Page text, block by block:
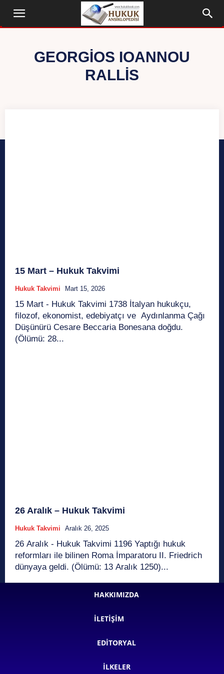
GEORGIOS IOANNOU
RALLIS
15 Mart – Hukuk Takvimi
Hukuk Takvimi Mart 15, 2026
15 Mart - Hukuk Takvimi 1738 İtalyan hukukçu,
filozof, ekonomist, edebiyatçı ve Aydınlanma Çağı
Düşünürü Cesare Beccaria Bonesana doğdu.
(Ölümü: 28...
26 Aralık – Hukuk Takvimi
Hukuk Takvimi Aralık 26, 2025
26 Aralık - Hukuk Takvimi 1196 Yaptığı hukuk
reformları ile bilinen Roma İmparatoru II. Friedrich
dünyaya geldi. (Ölümü: 13 Aralık 1250)...
HAKKIMIZDA
İLETIŞIM
EDITORYAL
İLKELER